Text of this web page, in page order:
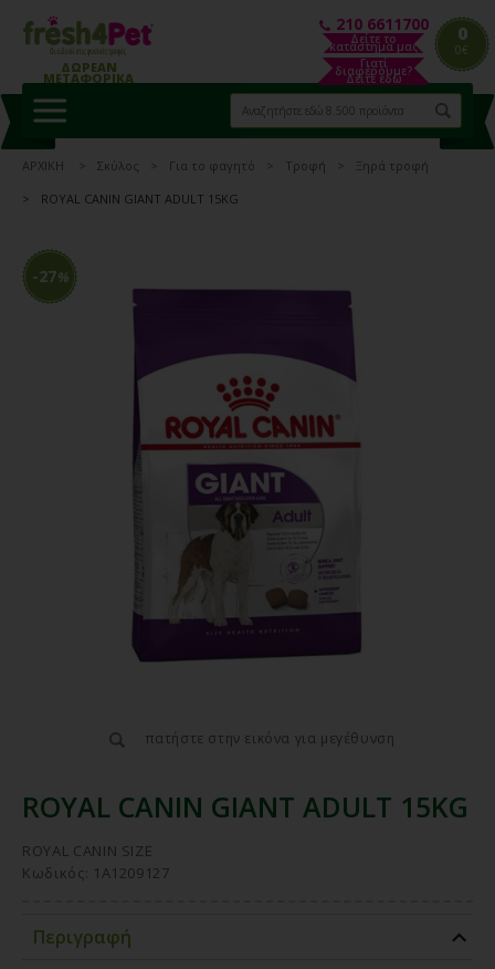
0
0€
ΔΩΡΕΑΝ
ΜΕΤΑΦΟΡΙΚΑ
Δείτε το
κατάστημα μας
Γιατί
διαφέρουμε?
Δείτε εδώ
210 6611700
ΑΡΧΙΚΗ Σκύλος Για το φαγητό Τροφή
Ξηρά τροφή
ROYAL CANIN GIANT ADULT 15KG
πατήστε στην εικόνα για μεγέθυνση
ROYAL CANIN GIANT ADULT 15KG
ROYAL CANIN SIZE
Κωδικός: 1A1209127
Περιγραφή
-27%